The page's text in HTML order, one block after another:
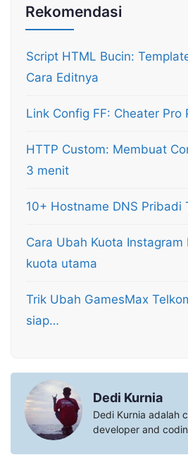
Rekomendasi
Script HTML Bucin:
Cara Editnya
Link Config FF: Cheater Pro
HTTP Custom: Membuat
3 menit
10+ Hostname DNS Pribadi
Cara Ubah Kuota Instagram
kuota utama
Trik Ubah GamesMax
siap…
Dedi Kurnia
Dedi Kurnia adalah
developer and